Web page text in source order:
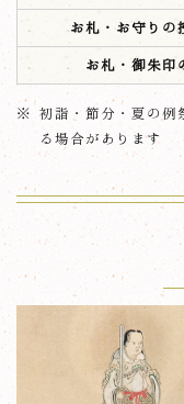
お札・お守りの
お札・御朱印
初詣・節分・夏の例
る場合があります